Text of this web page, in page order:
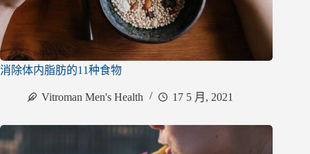
消除体内脂肪的11种食物
Vitroman Men's Health 17 5 月, 2021